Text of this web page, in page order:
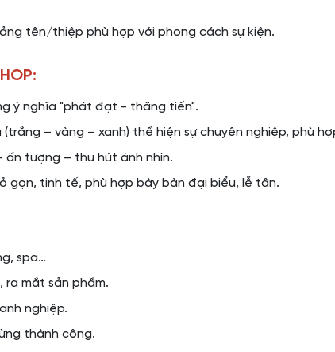
tên/thiệp phù hợp với phong cách sự kiện.
ý nghĩa "phát đạt - thăng tiến".
– vàng – xanh) thể hiện sự chuyên nghiệp, phù
tượng – thu hút ánh nhìn.
gọn, tinh tế, phù hợp bày bàn đại biểu, lễ tân.
spa…
ra mắt sản phẩm.
nghiệp.
thành công.